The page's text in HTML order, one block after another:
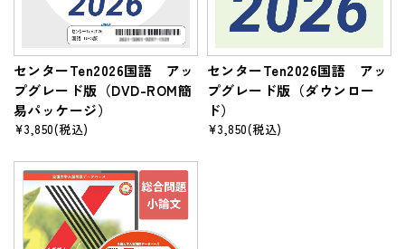
センターTen2026国語 アッ
プグレード版（DVD-ROM簡
易パッケージ）
¥3,850(税込)
センターTen2026国語 アッ
プグレード版（ダウンロー
ド）
¥3,850(税込)